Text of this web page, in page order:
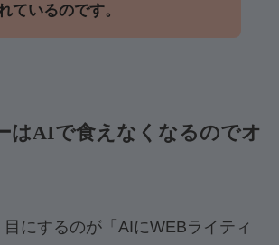
ているのです。
はAIで食えなくなるのでオ
にするのが「AIにWEBライティ